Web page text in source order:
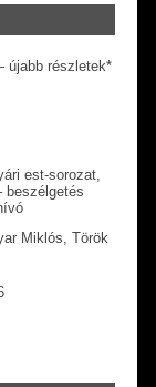
újabb részletek*
est-sorozat,
beszélgetés
Miklós, Török